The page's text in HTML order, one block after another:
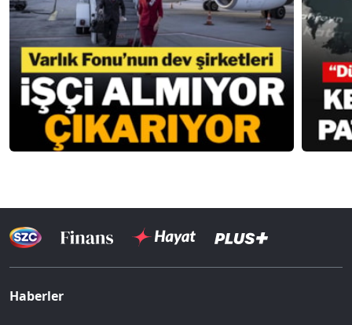
Haberler